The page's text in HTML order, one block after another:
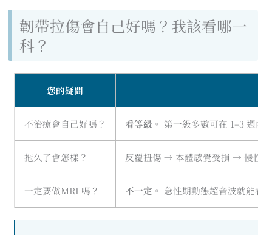
韌帶拉傷會自己好嗎？我該看哪一
科？
您的疑問
不治療會自己好嗎？ 看等級 。 第一級多數可在 1–3 週內
拖久了會怎樣？ 反覆扭傷 → 本體感覺受損 → 慢性
一定要做MRI 嗎？ 不一定 。 急性期動態超音波就能看